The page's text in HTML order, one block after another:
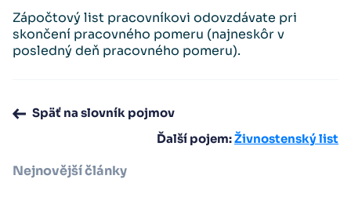
Zápočtový list pracovníkovi odovzdávate pri
skončení pracovného pomeru (najneskôr v
posledný deň pracovného pomeru).
Späť na slovník pojmov
Ďalší pojem:Živnostenský list
Nejnovější články